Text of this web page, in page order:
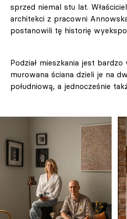
sprzed niemal stu lat.
architekci z pracowni
postanowili tę historię
Podział mieszkania jest bardzo
murowana ściana dzieli je na
południową, a jednocześnie